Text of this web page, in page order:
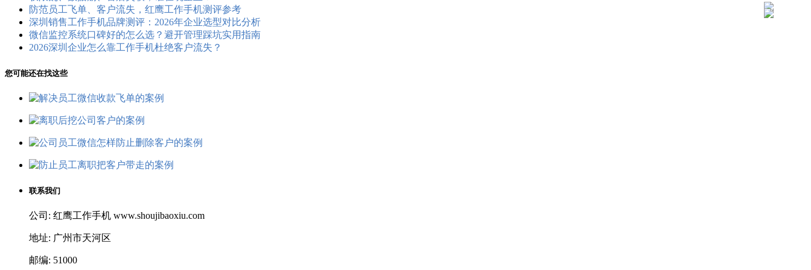
防范员工飞单、客户流失，红鹰工作手机测评参考
深圳销售工作手机品牌测评：2026年企业选型对比分析
微信监控系统口碑好的怎么选？避开管理踩坑实用指南
2026深圳企业怎么靠工作手机杜绝客户流失？
您可能还在找这些
联系我们
公司: 红鹰工作手机 www.shoujibaoxiu.com
地址: 广州市天河区
邮编: 51000